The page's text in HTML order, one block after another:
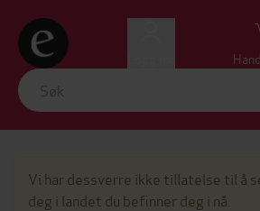
Vi har dessverre ikke tillatelse til å
deg i landet du befinner deg i nå.